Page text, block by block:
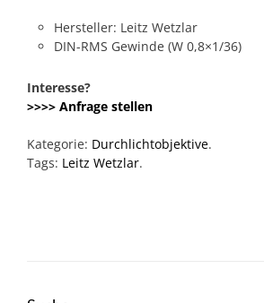
Hersteller: Leitz Wetzlar
DIN-RMS Gewinde (W 0,8×1/36)
Interesse?
>>>> Anfrage stellen
Kategorie: Durchlichtobjektive.
Tags: Leitz Wetzlar.